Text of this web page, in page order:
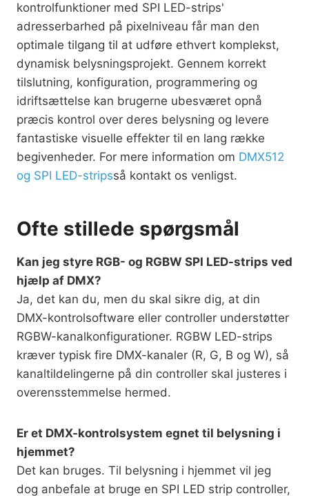
kontrolfunktioner med SPI LED-strips'
adresserbarhed på pixelniveau får man den
optimale tilgang til at udføre ethvert komplekst,
dynamisk belysningsprojekt. Gennem korrekt
tilslutning, konfiguration, programmering og
idriftsættelse kan brugerne ubesværet opnå
præcis kontrol over deres belysning og levere
fantastiske visuelle effekter til en lang række
begivenheder. For mere information om DMX512
og SPI LED-stripsså kontakt os venligst.
Ofte stillede spørgsmål
Kan jeg styre RGB- og RGBW SPI LED-strips ved
hjælp af DMX?
Ja, det kan du, men du skal sikre dig, at din
DMX-kontrolsoftware eller controller understøtter
RGBW-kanalkonfigurationer. RGBW LED-strips
kræver typisk fire DMX-kanaler (R, G, B og W), så
kanaltildelingerne på din controller skal justeres i
overensstemmelse hermed.
Er et DMX-kontrolsystem egnet til belysning i
hjemmet?
Det kan bruges. Til belysning i hjemmet vil jeg
dog anbefale at bruge en SPI LED strip controller,